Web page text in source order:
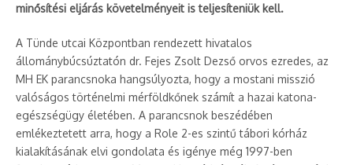
minősítési eljárás követelményeit is teljesíteniük kell.
A Tünde utcai Központban rendezett hivatalos
állománybúcsúztatón dr. Fejes Zsolt Dezső orvos ezredes, az
MH EK parancsnoka hangsúlyozta, hogy a mostani misszió
valóságos történelmi mérföldkőnek számít a hazai katona-
egészségügy életében. A parancsnok beszédében
emlékeztetett arra, hogy a Role 2-es szintű tábori kórház
kialakításának elvi gondolata és igénye még 1997-ben